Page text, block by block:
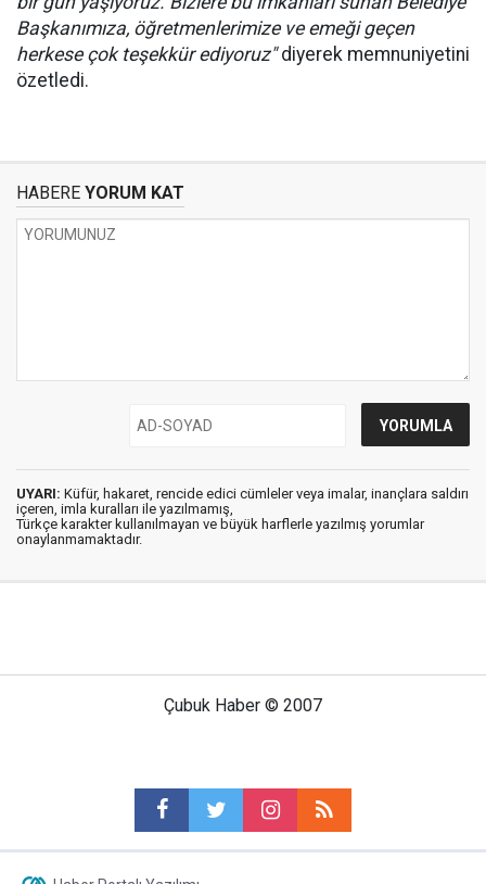
Başkanımıza, öğretmenlerimize ve emeği geçen
herkese çok teşekkür ediyoruz"diyerek memnuniyetini
özetledi.
HABERE YORUM KAT
UYARI: Küfür, hakaret, rencide edici cümleler veya imalar, inançlara saldırı
içeren, imla kuralları ile yazılmamış,
Türkçe karakter kullanılmayan ve büyük harflerle yazılmış yorumlar
onaylanmamaktadır.
Çubuk Haber © 2007